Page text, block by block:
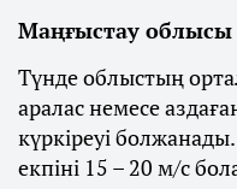
Маңғыстау облысы
Түнде облыстың
аралас немесе
күркіреуі
екпіні 15 – 20 м/с